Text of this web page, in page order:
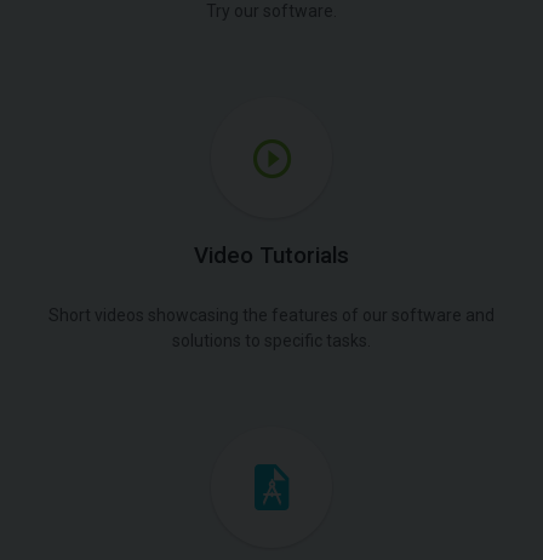
Try our software.
Video Tutorials
Short videos showcasing the features of our software and
solutions to specific tasks.